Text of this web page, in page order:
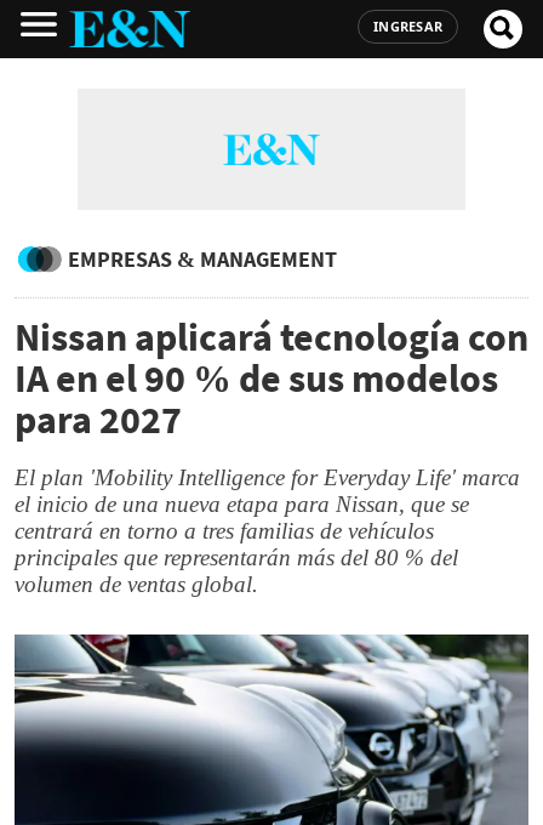
INGRESAR
EMPRESAS & MANAGEMENT
Nissan aplicará tecnología con
IA en el 90 % de sus modelos
para 2027
El plan 'Mobility Intelligence for Everyday Life' marca
el inicio de una nueva etapa para Nissan, que se
centrará en torno a tres familias de vehículos
principales que representarán más del 80 % del
volumen de ventas global.